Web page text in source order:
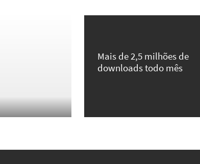
Mais de 2,5 milhões de
downloads todo mês